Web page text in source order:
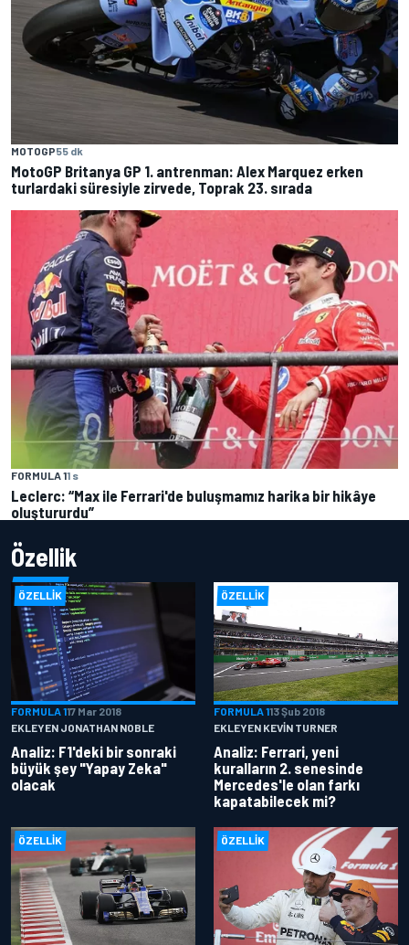
MOTOGP55 dk
MotoGP Britanya GP 1. antrenman: Alex Marquez erken
turlardaki süresiyle zirvede, Toprak 23. sırada
FORMULA 11 s
Leclerc: “Max ile Ferrari'de buluşmamız harika bir hikâye
oluştururdu”
Özellik
ÖZELLIK
FORMULA 117 Mar 2018
EKLEYEN JONATHAN NOBLE
Analiz: F1'deki bir sonraki
büyük şey "Yapay Zeka"
olacak
ÖZELLIK
FORMULA 113 Şub 2018
EKLEYEN KEVIN TURNER
Analiz: Ferrari, yeni
kuralların 2. senesinde
Mercedes'le olan farkı
kapatabilecek mi?
ÖZELLIK ÖZELLIK